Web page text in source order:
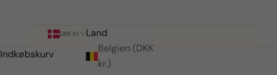
DKK kr.
Land
Belgien (DKK
kr.)
Indkøbskurv